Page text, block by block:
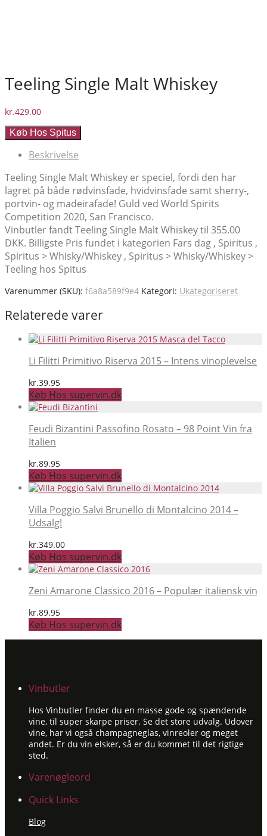
Teeling Single Malt Whiskey
kr.429.00
Køb Hos Spitus
Beskrivelse
Teeling Single Malt Whiskey er speciel, fordi den har
lagret på både rødvinsfade, hvidvinsfade samt sherry-,
portvin- og madeirafade! Guld ved World Spirits
Competition 2020, San Francisco.
Vinbutler fandt Teeling Single Malt Whiskey til 355.00
DKK. Billigste Pris fundet i kategorien Fars dag , Spiritus ,
Spiritus > Whisky/Whiskey , Spiritus > Whisky/Whiskey >
Teeling hos Spitus
Varenummer (SKU): f6a8a589f9e4 Kategori: Ukategoriseret
Relaterede varer
Li Filitti Primitivo Riserva 2015 – Intens vinoplevelse
kr.39.95
Køb Hos supervin.dk
Feudi Bizantini Passofino Rosato – 98 Point Vin fra
Italien
kr.89.95
Køb Hos supervin.dk
Villa Poggio Salvi Brunello di Montalcino 2014 –
Udsalg!
kr.349.00
Køb Hos supervin.dk
Zeni Amarone Classico 2016 – Populær italiensk vin
kr.89.95
Køb Hos supervin.dk
Vinbutler
Hos Vinbutler finder du en masse gode og spændende
vine, til super skarpe priser. Se det store udvalg. Udover
vine, har vi også champagneglas, vinreoler og meget
andet. Er du vin elsker, så er du kommet til det rigtige
sted.
Varenøgleord
Quick Links
Blog